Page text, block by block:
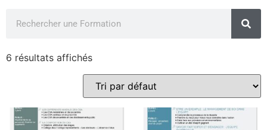
6 résultats affichés